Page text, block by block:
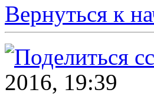
Вернуться к
2016, 19:39